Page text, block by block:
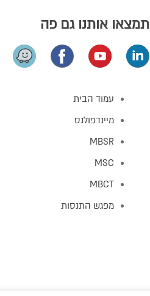
תמצאו אותנו גם פה
עמוד הבית
מיינדפולנס
MBSR
MSC
MBCT
מפגש התנסות